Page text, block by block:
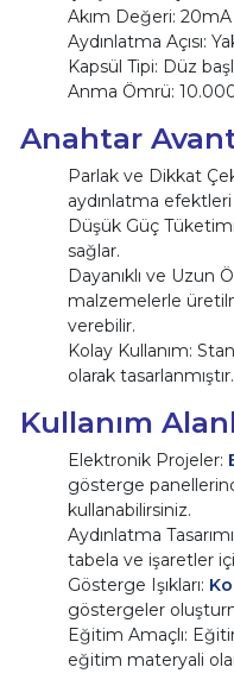
Akım Değeri: 20mA
Aydınlatma Açısı:
Kapsül Tipi: Düz
Anma Ömrü:
Anahtar
Parlak ve Dikkat
aydınlatma
Düşük Güç
sağlar.
Dayanıklı ve Uzun
malzemelerle
verebilir.
Kolay Kullanım:
olarak tasarlanmıştır.
Kullanım
Elektronik Projeler:
gösterge
kullanabilirsiniz.
Aydınlatma
tabela ve işaretler
Gösterge Işıkları:
göstergeler
Eğitim Amaçlı:
eğitim materyali